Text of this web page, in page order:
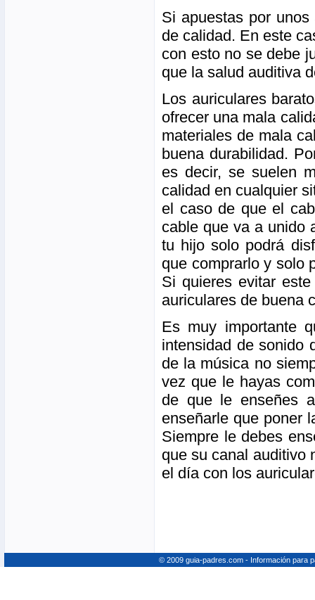
Si apuestas por
de calidad. En este
con esto no se debe
que la salud auditiva
Los auriculares
ofrecer una mala
materiales de mala
buena durabilidad.
es decir, se suelen
calidad en cualquier
el caso de que el
cable que va a unido
tu hijo solo podrá
que comprarlo y solo
Si quieres evitar
auriculares de buena
Es muy importante
intensidad de sonido
de la música no
vez que le hayas
de que le enseñes
enseñarle que poner
Siempre le debes
que su canal auditivo
el día con los
© 2009 guia-padres.com - Información para